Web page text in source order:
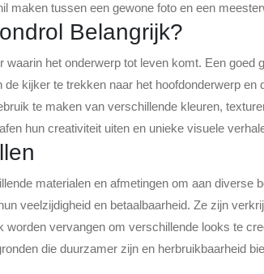
maken tussen een gewone foto en een
Belangrijk?
het onderwerp tot leven komt. Een goed
kijker te trekken naar het hoofdonderwerp en
te maken van verschillende kleuren,
hun creativiteit uiten en unieke visuele
materialen en afmetingen om aan diverse
veelzijdigheid en betaalbaarheid. Ze zijn
vervangen om verschillende looks te
die duurzamer zijn en herbruikbaarheid